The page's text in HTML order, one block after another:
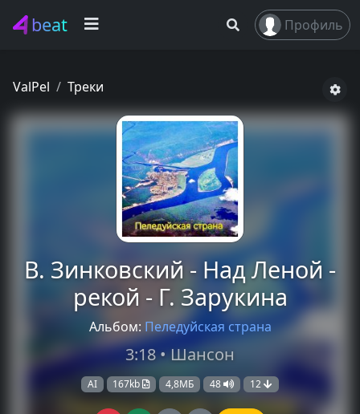
beat Профиль
ValPel Треки
В. Зинковский - Над Леной -
рекой - Г. Зарукина
Альбом: Пеледуйская страна
3:18 • Шансон
AI 167kb 4,8МБ 48 12